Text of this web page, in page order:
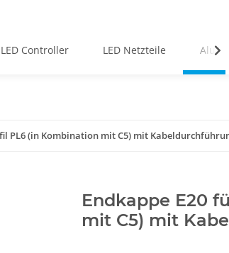
LED Controller LED Netzteile Alu-
PL6 (in Kombination mit C5) mit
Endkappe E20
mit C5) mit